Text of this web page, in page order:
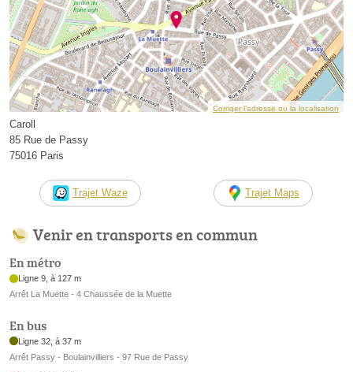
Corriger l’adresse ou la localisation
Caroll
85 Rue de Passy
75016 Paris
Trajet Waze Trajet Maps
Venir en transports en commun
En métro
Ligne 9, à 127 m
Arrêt La Muette - 4 Chaussée de la Muette
En bus
Ligne 32, à 37 m
Arrêt Passy - Boulainvilliers - 97 Rue de Passy